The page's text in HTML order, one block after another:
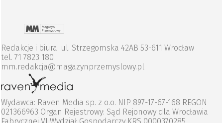
Redakcje i biura: ul. Strzegomska 42AB 53-611 Wrocław
tel. 71 7823 180
mm.redakcja@magazynprzemyslowy.pl
Wydawca: Raven Media sp. z o.o. NIP 897-17-67-168 REGON
021366963 Organ Rejestrowy: Sąd Rejonowy dla Wrocławia